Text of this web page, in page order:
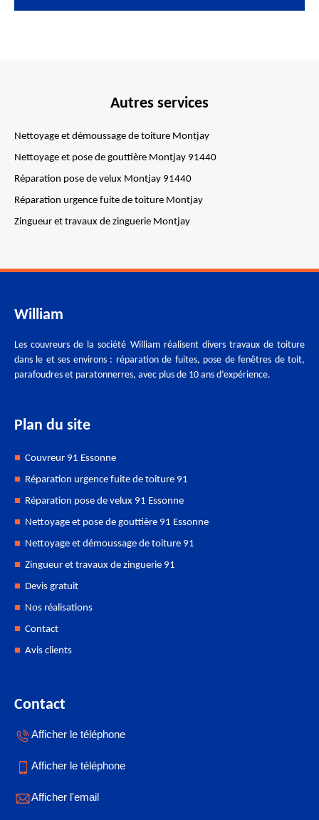
Autres services
Nettoyage et démoussage de toiture Montjay
Nettoyage et pose de gouttière Montjay 91440
Réparation pose de velux Montjay 91440
Réparation urgence fuite de toiture Montjay
Zingueur et travaux de zinguerie Montjay
William
Les couvreurs de la société William réalisent divers travaux de toiture
dans le et ses environs : réparation de fuites, pose de fenêtres de toit,
parafoudres et paratonnerres, avec plus de 10 ans d’expérience.
Plan du site
Couvreur 91 Essonne
Réparation urgence fuite de toiture 91
Réparation pose de velux 91 Essonne
Nettoyage et pose de gouttière 91 Essonne
Nettoyage et démoussage de toiture 91
Zingueur et travaux de zinguerie 91
Devis gratuit
Nos réalisations
Contact
Avis clients
Contact
Afficher le téléphone
Afficher le téléphone
Afficher l'email